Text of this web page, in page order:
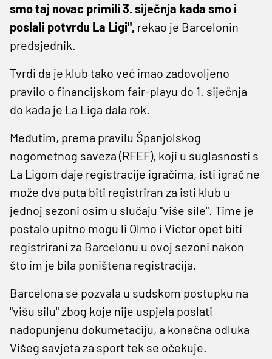
smo taj novac primili 3. siječnja kada smo i
poslali potvrdu La Ligi", rekao je Barcelonin
predsjednik.
Tvrdi da je klub tako već imao zadovoljeno
pravilo o financijskom fair-playu do 1. siječnja
do kada je La Liga dala rok.
Međutim, prema pravilu Španjolskog
nogometnog saveza (RFEF), koji u suglasnosti s
La Ligom daje registracije igračima, isti igrač ne
može dva puta biti registriran za isti klub u
jednoj sezoni osim u slučaju "više sile". Time je
postalo upitno mogu li Olmo i Victor opet biti
registrirani za Barcelonu u ovoj sezoni nakon
što im je bila poništena registracija.
Barcelona se pozvala u sudskom postupku na
"višu silu" zbog koje nije uspjela poslati
nadopunjenu dokumetaciju, a konačna odluka
Višeg savjeta za sport tek se očekuje.